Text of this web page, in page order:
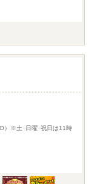
）※土･日曜･祝日は11時